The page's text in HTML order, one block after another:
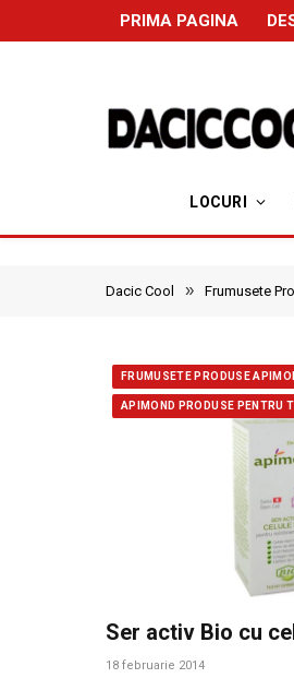
PRIMA PAGINA
LOCURI
Dacic Cool » Frumusete
FRUMUSETE PRODUSE
APIMOND PRODUSE PENTRU
Ser activ Bio cu
18 februarie 2014